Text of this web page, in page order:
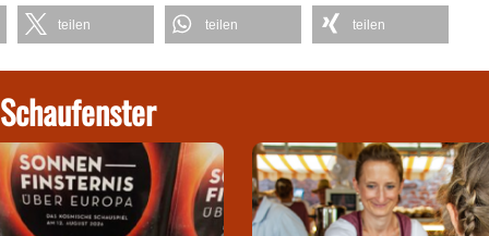
teilen teilen teilen
Schaufenster